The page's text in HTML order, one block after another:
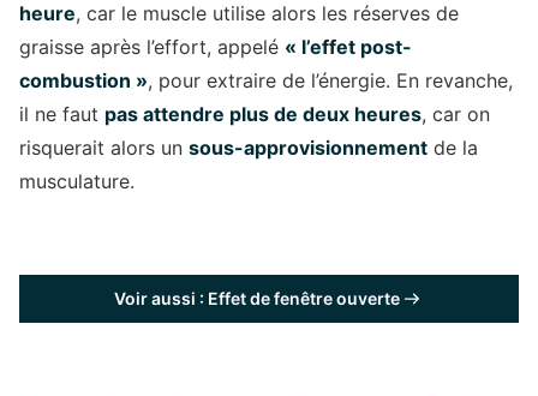
heure, car le muscle utilise alors les réserves de
graisse après l’effort, appelé « l’effet post-
combustion », pour extraire de l’énergie. En revanche,
il ne faut pas attendre plus de deux heures, car on
risquerait alors un sous-approvisionnement de la
musculature.
Voir aussi : Effet de fenêtre ouverte